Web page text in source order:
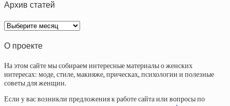
Архив статей
Архив
статей
О проекте
На этом сайте мы собираем интересные материалы о женских
интересах: моде, стиле, макияже, прическах, психологии и полезные
советы для женщин.
Если у вас возникли предложения к работе сайта или вопросы по